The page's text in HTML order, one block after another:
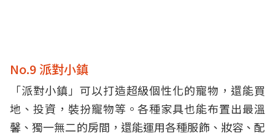
No.9 派對小鎮
「派對小鎮」可以打造超級個性化的寵物，還能買
地、投資，裝扮寵物等。各種家具也能布置出最溫
馨、獨一無二的房間，還能運用各種服飾、妝容、配